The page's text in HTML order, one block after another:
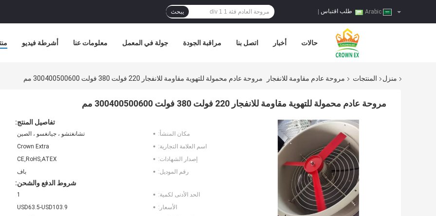
طلب اقتباس يبحث
أشرطة فيديو معلومات عنا جولة في المعمل مراقبة الجودة اتصل بنا أخبار حالات
منزل المنتجات مروحة عادم مقاومة للانفجار مروحة عادم محمولة للتهوية مقاومة للانفجار 220 فولت 380 فولت 300400500600 مم
مروحة عادم محمولة للتهوية مقاومة للانفجار 220 فولت 380 فولت 300400500600 مم
تفاصيل المنتج:
مكان المنشأ:
تشانغتشو ، جيانغسو ، الصين
اسم العلامة التجارية:
Crown Extra
إصدار الشهادات:
CE,RoHS,ATEX
رقم الموديل:
باف
شروط الدفع والشحن:
الحد الأدنى لكمية:
1
الأسعار:
USD63.5-USD103.9